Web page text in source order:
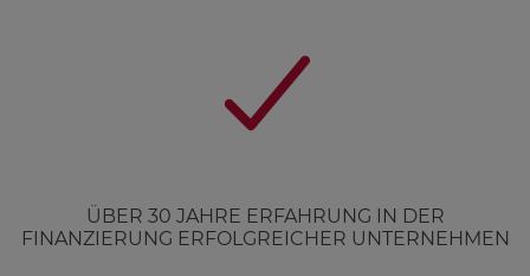
ÜBER 30 JAHRE ERFAHRUNG IN DER
FINANZIERUNG ERFOLGREICHER UNTERNEHMEN